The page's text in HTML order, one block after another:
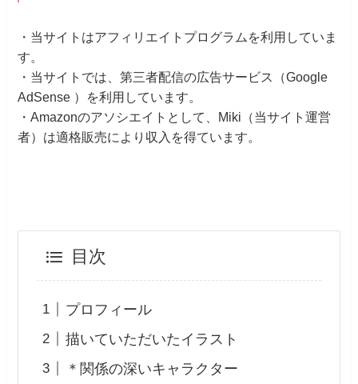
・当サイトはアフィリエイトプログラムを利用していま
す。
・当サイトでは、第三者配信の広告サービス（Google
AdSense ）を利用しています。
・Amazonのアソシエイトとして、Miki（当サイト運営
者）は適格販売により収入を得ています。
目次
プロフィール
描いていただいたイラスト
＊関係の深いキャラクター